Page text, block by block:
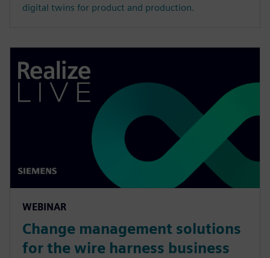
digital twins for product and production.
WEBINAR
Change management solutions
for the wire harness business